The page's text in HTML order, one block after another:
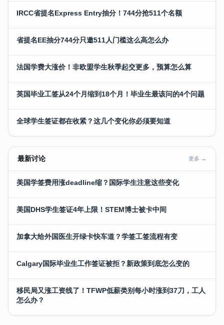
IRCC省提名Express Entry抽分！744分抢511个名额
省提名EE抽分744分只邀511人门槛这么高怎么办
法国学费大涨价！非欧盟学生秋季起交更多，预算怎么算
英国毕业工签从24个月缩到18个月！毕业生最该问的4个问题
全球学生签证都在收紧？这几个变化你必须要知道
最新讨论 更多 →
美国学签费用涨deadline缩？国际学生注意这些变化
美国DHS学生签证4年上限！STEM博士被卡中间
加拿大给外国医生开绿卡快车道？学签工签流程有变
Calgary国际毕业生工作签证被拒？新政策到底怎么变的
移民局又涨工资线了！TFWP低薪类别每小时涨到37刀，工人
怎么办？